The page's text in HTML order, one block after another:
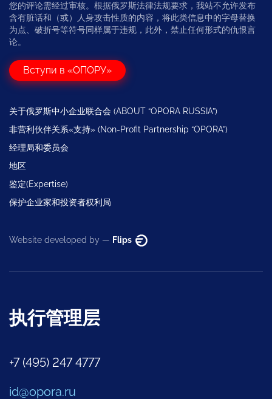
您的评论需经过审核。根据俄罗斯法律法规要求，我站不允许发布
含有脏话和（或）人身攻击性质的内容，将此类信息中的字母替换
为点、破折号等符号同样属于违规，此外，禁止任何形式的仇恨言
论。
Вступи в «ОПОРУ»
关于俄罗斯中小企业联合会 (ABOUT “OPORA RUSSIA”)
非营利伙伴关系«支持» (Non-Profit Partnership “OPORA”)
经理局和委员会
地区
鉴定(Expertise)
保护企业家和投资者权利局
Website developed by — Flips
执行管理层
+7 (495) 247 4777
id@opora.ru